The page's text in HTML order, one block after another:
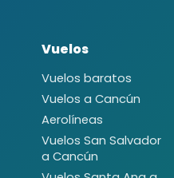
Vuelos
Vuelos baratos
Vuelos a Cancún
Aerolíneas
Vuelos San Salvador
a Cancún